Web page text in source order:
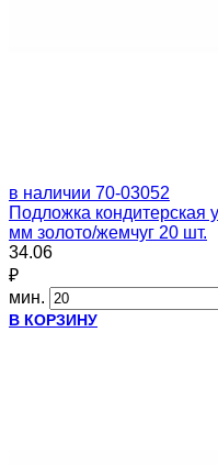
в наличии 70-03052
Подложка кондитерская
мм золото/жемчуг 20 шт.
34.06
₽
мин.
В КОРЗИНУ